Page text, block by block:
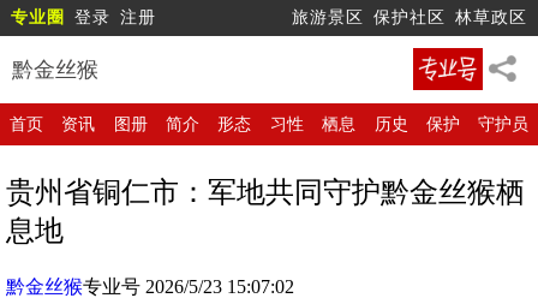
专业圈 登录 注册 旅游景区 保护社区 林草政区
黔金丝猴
首页 资讯 图册 简介 形态 习性 栖息 历史 保护 守护员
贵州省铜仁市：军地共同守护黔金丝猴栖
息地
黔金丝猴专业号 2026/5/23 15:07:02